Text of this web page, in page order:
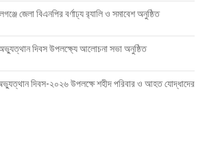
জেলা বিএনপির বর্ণাঢ্য র‍্যালি ও সমাবেশ অনুষ্ঠিত
দিবস উপলক্ষ্যে আলোচনা সভা অনুষ্ঠিত
দিবস-২০২৬ উপলক্ষে শহীদ পরিবার ও আহত যোদ্ধাদের